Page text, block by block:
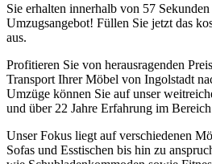
Sie erhalten innerhalb von 57
Umzugsangebot! Füllen Sie jetzt das
aus.
Profitieren Sie von herausragenden
Transport Ihrer Möbel von Ingolstadt
Umzüge können Sie auf unser
und über 22 Jahre Erfahrung im
Unser Fokus liegt auf verschiedenen
Sofas und Esstischen bis hin zu